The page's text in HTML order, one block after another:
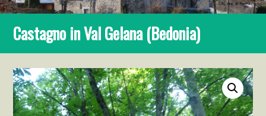
Castagno in Val Gelana (Bedonia)